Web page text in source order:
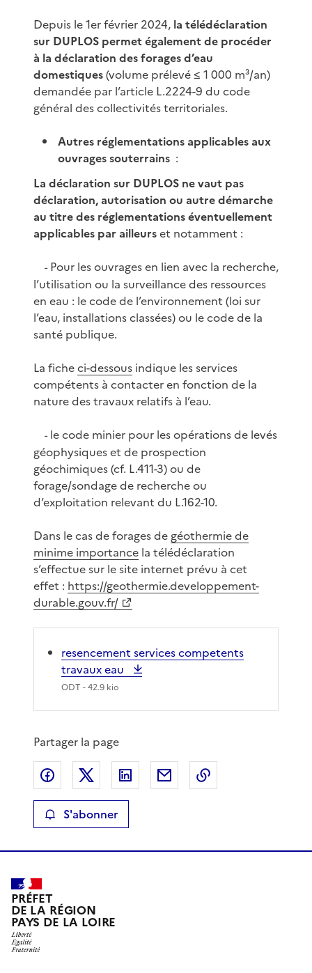
Depuis le 1er février 2024, la télédéclaration
sur DUPLOS permet également de procéder
à la déclaration des forages d’eau
domestiques(volume prélevé ≤ 1 000 m³/an)
demandée par l’article L.2224-9 du code
général des collectivités territoriales.
Autres réglementations applicables aux
ouvrages souterrains :
La déclaration sur DUPLOS ne vaut pas
déclaration, autorisation ou autre démarche
au titre des réglementations éventuellement
applicables par ailleurset notamment :
-Pour les ouvrages en lien avec la recherche,
l’utilisation ou la surveillance des ressources
en eau : le code de l’environnement (loi sur
l’eau, installations classées) ou le code de la
santé publique.
La ficheci-dessous indique les services
compétents à contacter en fonction de la
nature des travaux relatifs à l’eau.
-le code minier pour les opérations de levés
géophysiques et de prospection
géochimiques (cf. L.411-3) ou de
forage/sondage de recherche ou
d’exploitation relevant du L.162-10.
Dans le cas de forages de géothermie de
minime importance la télédéclaration
s’effectue sur le site internet prévu à cet
effet : https://geothermie.developpement-
durable.gouv.fr/
resencement services competents
travaux eau
ODT - 42.9 kio
Partager la page
Partager sur Facebook
Partager sur XPartager sur LinkedIn
Partager par email
S'abonner
PRÉFET
DE LA RÉGION
PAYS DE LA LOIRE